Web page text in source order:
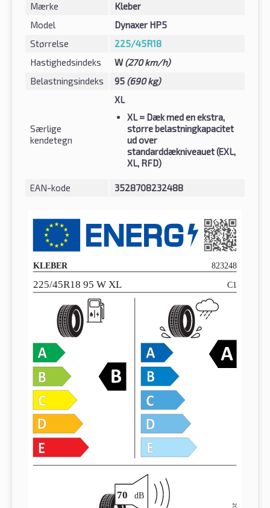
Mærke
Kleber
Model
Dynaxer HP5
Størrelse
225/45R18
Hastighedsindeks
W(270 km/h)
Belastningsindeks
95 (690 kg)
Særlige
kendetegn
XL
XL= Dæk med en ekstra,
større belastningkapacitet
ud over
standarddækniveauet (EXL,
XL, RFD)
EAN-kode 3528708232488